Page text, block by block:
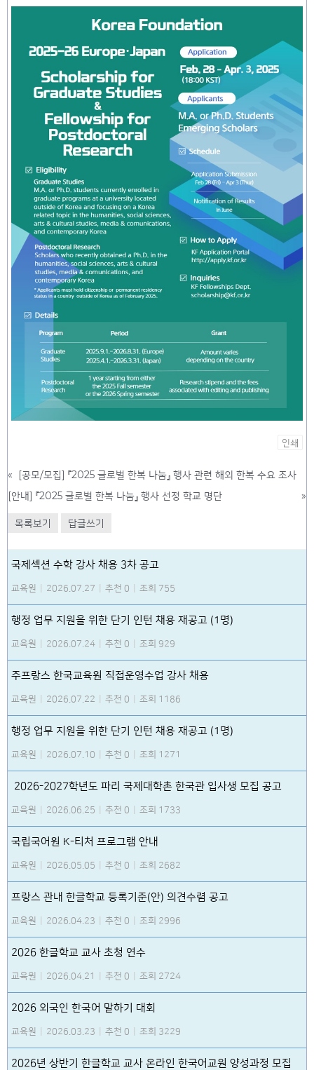
인쇄
«
[공모/모집] 『2025 글로벌 한복 나눔』 행사 관련 해외 한복 수요 조사
[안내] 『2025 글로벌 한복 나눔』 행사 선정 학교 명단
»
목록보기 답글쓰기
국제섹션 수학 강사 채용 3차 공고
교육원 2026.07.27 추천 0 조회 755
행정 업무 지원을 위한 단기 인턴 채용 재공고 (1명)
교육원 2026.07.24 추천 0 조회 929
주프랑스 한국교육원 직접운영수업 강사 채용
교육원 2026.07.22 추천 0 조회 1186
행정 업무 지원을 위한 단기 인턴 채용 재공고 (1명)
교육원 2026.07.10 추천 0 조회 1271
2026-2027학년도 파리 국제대학촌 한국관 입사생 모집 공고
교육원 2026.06.25 추천 0 조회 1733
국립국어원 K-티처 프로그램 안내
교육원 2026.05.05 추천 0 조회 2682
프랑스 관내 한글학교 등록기준(안) 의견수렴 공고
교육원 2026.04.23 추천 0 조회 2996
2026 한글학교 교사 초청 연수
교육원 2026.04.21 추천 0 조회 2724
2026 외국인 한국어 말하기 대회
교육원 2026.03.23 추천 0 조회 3229
2026년 상반기 한글학교 교사 온라인 한국어교원 양성과정 모집